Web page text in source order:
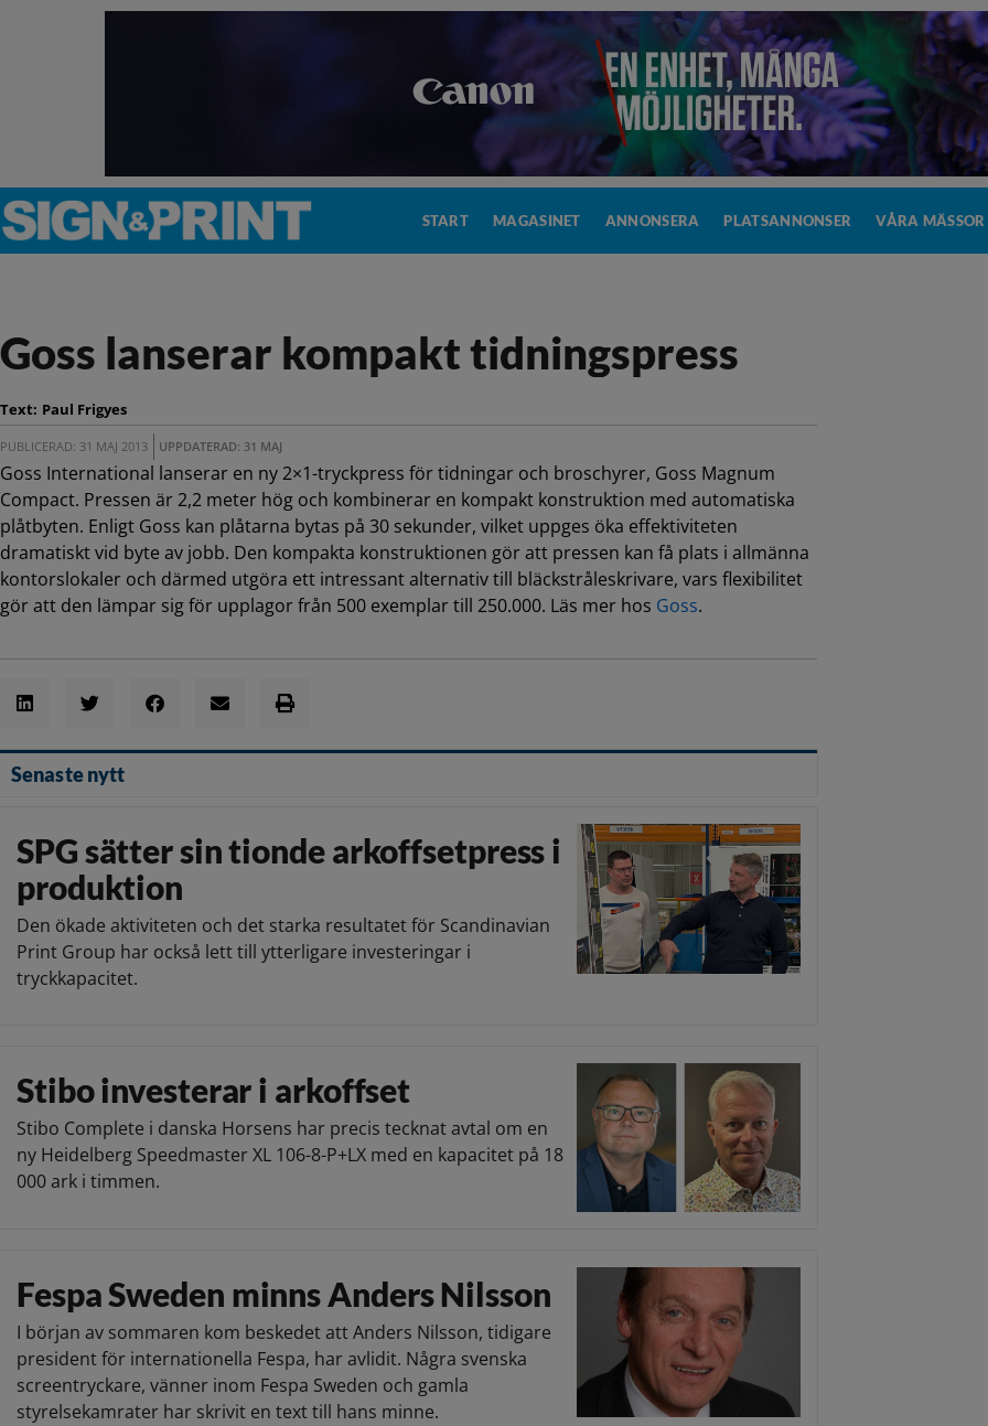
START MAGASINET ANNONSERA PLATSANNONSER VÅRA MÄSSOR
Goss lanserar kompakt tidningspress
Text: Paul Frigyes
PUBLICERAD: 31 MAJ 2013 UPPDATERAD: 31 MAJ
Goss International lanserar en ny 2×1-tryckpress för tidningar och broschyrer, Goss Magnum
Compact. Pressen är 2,2 meter hög och kombinerar en kompakt konstruktion med automatiska
plåtbyten. Enligt Goss kan plåtarna bytas på 30 sekunder, vilket uppges öka effektiviteten
dramatiskt vid byte av jobb. Den kompakta konstruktionen gör att pressen kan få plats i allmänna
kontorslokaler och därmed utgöra ett intressant alternativ till bläckstråleskrivare, vars flexibilitet
gör att den lämpar sig för upplagor från 500 exemplar till 250.000. Läs mer hos Goss.
Senaste nytt
SPG sätter sin tionde arkoffsetpress i
produktion
Den ökade aktiviteten och det starka resultatet för Scandinavian
Print Group har också lett till ytterligare investeringar i
tryckkapacitet.
Stibo investerar i arkoffset
Stibo Complete i danska Horsens har precis tecknat avtal om en
ny Heidelberg Speedmaster XL 106-8-P+LX med en kapacitet på 18
000 ark i timmen.
Fespa Sweden minns Anders Nilsson
I början av sommaren kom beskedet att Anders Nilsson, tidigare
president för internationella Fespa, har avlidit. Några svenska
screentryckare, vänner inom Fespa Sweden och gamla
styrelsekamrater har skrivit en text till hans minne.